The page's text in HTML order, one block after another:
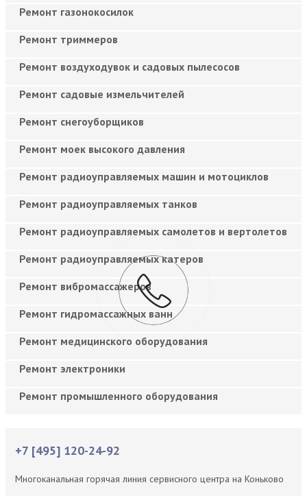
Ремонт газонокосилок
Ремонт триммеров
Ремонт воздуходувок и садовых пылесосов
Ремонт садовые измельчителей
Ремонт снегоуборщиков
Ремонт моек высокого давления
Ремонт радиоуправляемых машин и мотоциклов
Ремонт радиоуправляемых танков
Ремонт радиоуправляемых самолетов и вертолетов
Ремонт радиоуправляемых катеров
Ремонт вибромассажеров
Ремонт гидромассажных ванн
Ремонт медицинского оборудования
Ремонт электроники
Ремонт промышленного оборудования
+7 [495] 120-24-92
Многоканальная горячая линия сервисного центра на Коньково